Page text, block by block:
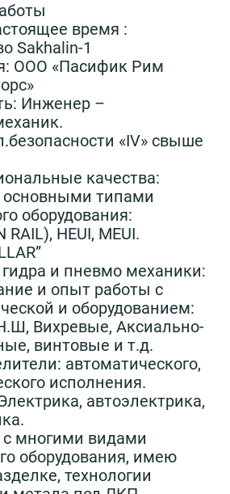
время :
Sakhalin-1
ООО «Пасифик Рим
Инженер –
«IV» свыше
качества:
основными типами
оборудования:
RAIL), HEUI, MEUI.
и пневмо механики:
и опыт работы с
и оборудованием:
Вихревые, Аксиально-
винтовые и т.д.
автоматического,
исполнения.
автоэлектрика,
многими видами
оборудования, имею
технологии